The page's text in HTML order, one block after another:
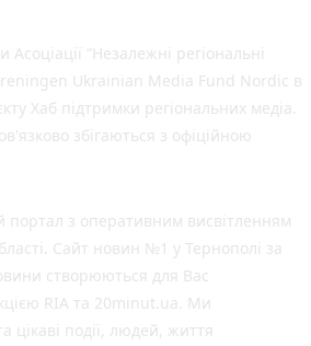
“Незалежні регіональні
Ukrainian Media Fund Nordic в
Хаб підтримки регіональних медіа.
збігаються з офіційною
з оперативним висвітленням
Сайт новин №1 у Тернополі за
створюються для Вас
RIA та 20minut.ua. Ми
цікаві події, людей, життя